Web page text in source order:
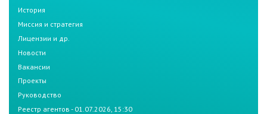
История
Миссия и стратегия
Лицензии и др.
Новости
Вакансии
Проекты
Руководство
Реестр агентов - 01.07.2026, 15:30